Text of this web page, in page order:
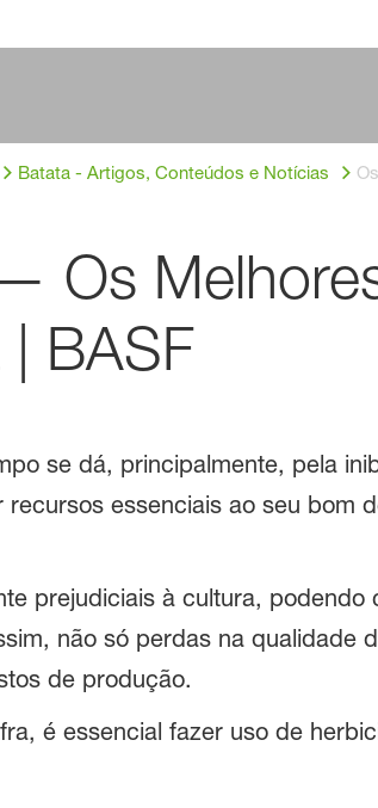
Batata - Artigos, Conteúdos e Notícias
Os
BASF
se dá, principalmente, pela
essenciais ao seu bom
prejudiciais à cultura,
não só perdas na qualidade
de produção.
é essencial fazer uso de